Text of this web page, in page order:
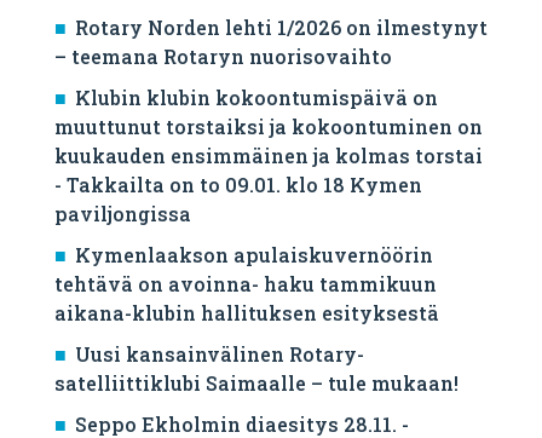
​Rotary Norden lehti 1/2026 on ilmestynyt
– teemana Rotaryn nuorisovaihto
Klubin klubin kokoontumispäivä on
muuttunut torstaiksi ja kokoontuminen on
kuukauden ensimmäinen ja kolmas torstai
- Takkailta on to 09.01. klo 18 Kymen
paviljongissa
Kymenlaakson apulaiskuvernöörin
tehtävä on avoinna- haku tammikuun
aikana-klubin hallituksen esityksestä
Uusi kansainvälinen Rotary-
satelliittiklubi Saimaalle – tule mukaan!
Seppo Ekholmin diaesitys 28.11. -